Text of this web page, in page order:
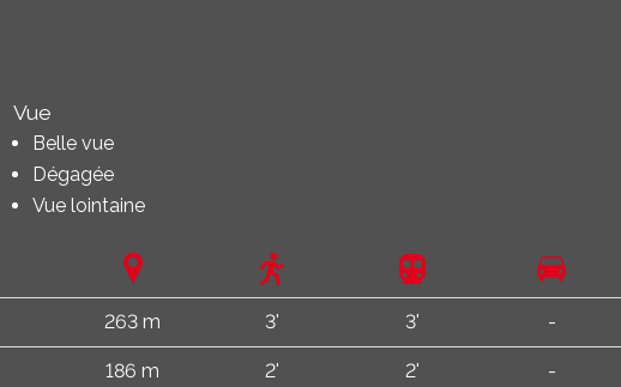
Vue
Belle vue
Dégagée
Vue lointaine
263 m 3' 3' -
186 m 2' 2' -